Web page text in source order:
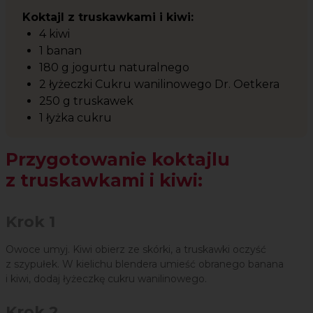
Koktajl z truskawkami i kiwi:
4 kiwi
1 banan
180 g jogurtu naturalnego
2 łyżeczki Cukru wanilinowego Dr. Oetkera
250 g truskawek
1 łyżka cukru
Przygotowanie koktajlu
z truskawkami i kiwi:
Owoce umyj. Kiwi obierz ze skórki, a truskawki oczyść
z szypułek. W kielichu blendera umieść obranego banana
i kiwi, dodaj łyżeczkę cukru wanilinowego.